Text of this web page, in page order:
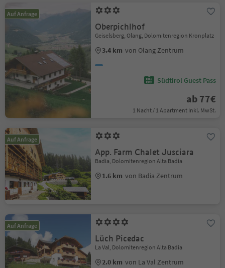
Auf Anfrage
Oberpichlhof
Geiselsberg, Olang, Dolomitenregion Kronplatz
3.4 km von Olang Zentrum
Südtirol Guest Pass
ab 77€
1 Nacht / 1 Apartment Inkl. MwSt.
Auf Anfrage
App. Farm Chalet Jusciara
Badia, Dolomitenregion Alta Badia
1.6 km von Badia Zentrum
Auf Anfrage
Lüch Picedac
La Val, Dolomitenregion Alta Badia
2.0 km von La Val Zentrum